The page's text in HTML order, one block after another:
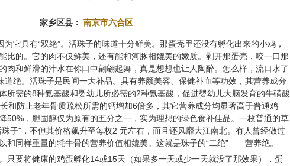
家乡区县： 南京市六合区
它具有“双绝”。活珠子的味道十分鲜美。那蛋壳里还没有孵化出来的小鸡，
比的。它的肉不仅鲜美，还有能和河豚相媲美的嫩质。剥开那蛋壳，咬一口那
肉和鲜滑的汁水在你口中翩翩起舞，真是想想也让人陶醉。怎么样，流口水了
绝。活珠子是民间一大补品。具有养颜美容、保健补血等功效，其营养成分
所需的8种氨基酸和婴幼儿所必需的2种氨基酸，促进婴幼儿大脑发育的牛磺酸
和防止老年骨质疏松所需的钙增加6倍多，其它营养成分均显著高于普通鸡
50%，胆固醇仅为原有的五分之一，实为理想的绿色食补佳品。一枚普通的草
子"，不但其价格飙升至每枚2 元左右，而且还风靡大江南北。有人曾经做过
和同样重量的牦牛骨的营养价值相媲美。这就是珠子的“二绝”——营养绝。
只要将健康的鸡蛋孵化14或15天（如果多一天或少一天就没了那效果），蛋